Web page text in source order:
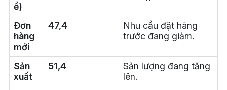
ề)
Đơn
hàng
mới
47,4
Nhu cầu đặt hàng
trước đang giảm.
Sản
xuất
51,4
Sản lượng đang tăng
lên.